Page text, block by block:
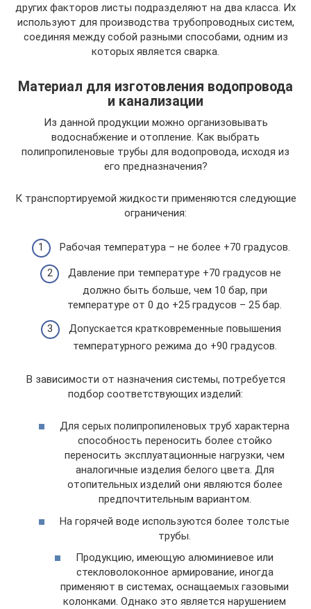
других факторов листы подразделяют на два класса. Их
используют для производства трубопроводных систем,
соединяя между собой разными способами, одним из
которых является сварка.
Материал для изготовления водопровода
и канализации
Из данной продукции можно организовывать
водоснабжение и отопление. Как выбрать
полипропиленовые трубы для водопровода, исходя из
его предназначения?
К транспортируемой жидкости применяются следующие
ограничения:
Рабочая температура – не более +70 градусов.
Давление при температуре +70 градусов не
должно быть больше, чем 10 бар, при
температуре от 0 до +25 градусов – 25 бар.
Допускается кратковременные повышения
температурного режима до +90 градусов.
В зависимости от назначения системы, потребуется
подбор соответствующих изделий:
Для серых полипропиленовых труб характерна
способность переносить более стойко
переносить эксплуатационные нагрузки, чем
аналогичные изделия белого цвета. Для
отопительных изделий они являются более
предпочтительным вариантом.
На горячей воде используются более толстые
трубы.
Продукцию, имеющую алюминиевое или
стекловолоконное армирование, иногда
применяют в системах, оснащаемых газовыми
колонками. Однако это является нарушением